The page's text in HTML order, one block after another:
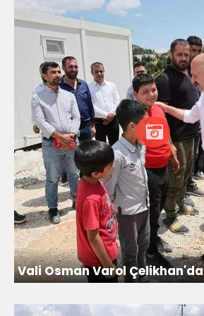
Vali Osman Varol Çelikhan'da